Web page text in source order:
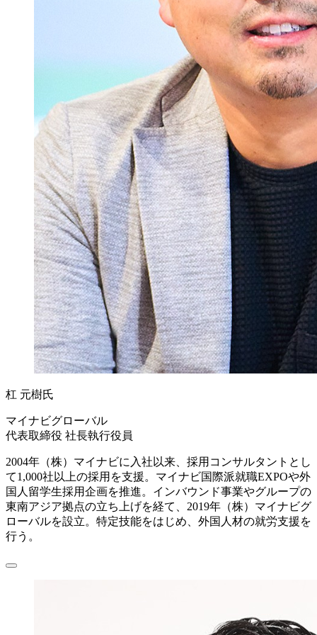
杠 元樹氏
マイナビグローバル
代表取締役 社長執行役員
2004年（株）マイナビに入社以来、採用コンサルタントとし
て1,000社以上の採用を支援。マイナビ国際派就職EXPOや外
国人留学生採用企画を推進。インバウンド事業やグループの
東南アジア拠点の立ち上げを経て、2019年（株）マイナビグ
ローバルを設立。特定技能をはじめ、外国人材の就労支援を
行う。